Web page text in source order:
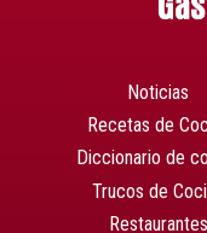
Noticias
Recetas de
Diccionario de
Trucos de
Restaurantes